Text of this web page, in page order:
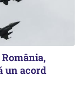
un acord